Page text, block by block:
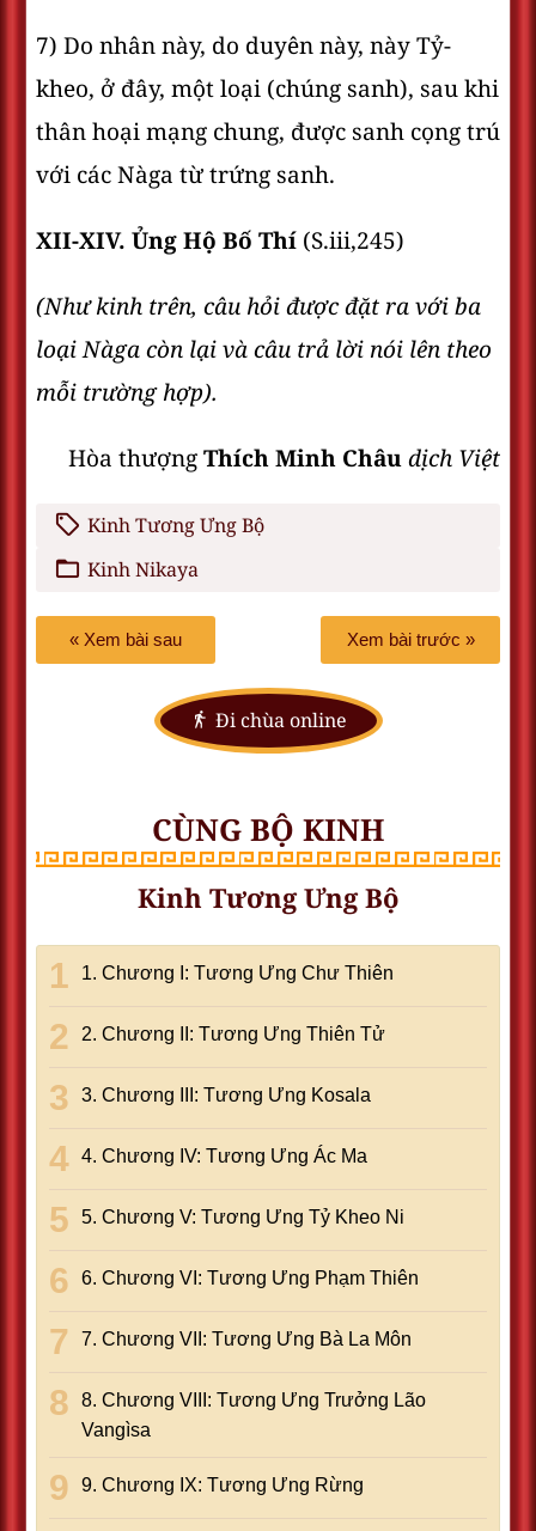
7) Do nhân này, do duyên này, này Tỷ-
kheo, ở đây, một loại (chúng sanh), sau khi
thân hoại mạng chung, được sanh cọng trú
với các Nàga từ trứng sanh.
XII-XIV. Ủng Hộ Bố Thí (S.iii,245)
(Như kinh trên, câu hỏi được đặt ra với ba
loại Nàga còn lại và câu trả lời nói lên theo
mỗi trường hợp).
Hòa thượngThích Minh Châudịch Việt
Kinh Tương Ưng Bộ
Kinh Nikaya
« Xem bài sau Xem bài trước »
Đi chùa online
CÙNG BỘ KINH
Kinh Tương Ưng Bộ
1. Chương I: Tương Ưng Chư Thiên
2. Chương II: Tương Ưng Thiên Tử
3. Chương III: Tương Ưng Kosala
4. Chương IV: Tương Ưng Ác Ma
5. Chương V: Tương Ưng Tỷ Kheo Ni
6. Chương VI: Tương Ưng Phạm Thiên
7. Chương VII: Tương Ưng Bà La Môn
8. Chương VIII: Tương Ưng Trưởng Lão
Vangìsa
9. Chương IX: Tương Ưng Rừng